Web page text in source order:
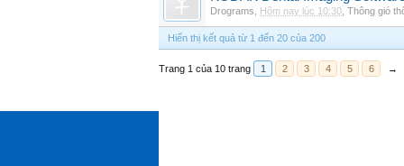
Drograms Hôm nay lúc 10:30 Thông gió
Hiển thị kết quả từ 1 đến 20 của 200
Trang 1 của 10 trang 1 2 3 4 5 6 →